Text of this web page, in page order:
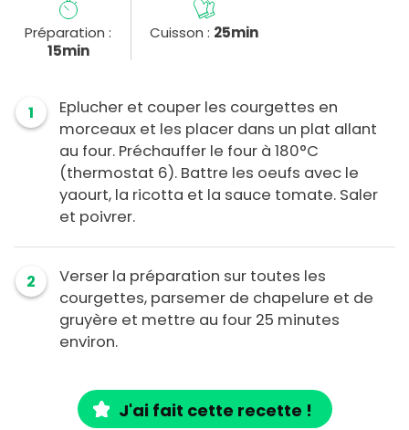
Préparation :
15min
Cuisson : 25min
1
Eplucher et couper les courgettes en
morceaux et les placer dans un plat allant
au four. Préchauffer le four à 180°C
(thermostat 6). Battre les oeufs avec le
yaourt, la ricotta et la sauce tomate. Saler
et poivrer.
2
Verser la préparation sur toutes les
courgettes, parsemer de chapelure et de
gruyère et mettre au four 25 minutes
environ.
J'ai fait cette recette !